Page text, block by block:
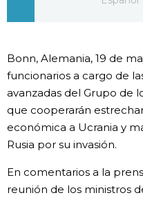
Vida
Guía de Japón
Vídeos e imágenes
En profundidad
Bonn, Alemania, 19 de
funcionarios a cargo de
avanzadas del Grupo de
que cooperarán
económica a Ucrania y
Rusia por su invasión.
En comentarios a la
reunión de los ministros